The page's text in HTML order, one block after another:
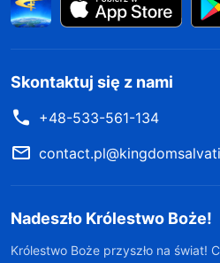
Skontaktuj się z nami
+48-533-561-134
Nadeszło Królestwo Boże!
Królestwo Boże przyszło na świat!